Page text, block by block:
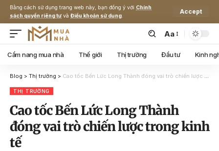
Bằng cách sử dụng trang web này, bạn đồng ý với Chính
sách quyền riêng tư và Điều khoản sử dụng.
Accept
Aa
Cẩm nang mua nhà Thế giới Thị trường Đầu tư Kinh
Blog > Thị trường > Cao tốc Bến Lức Long Thành đóng vai trò chiến lược trong kinh tế
THỊ TRƯỜNG
Cao tốc Bến Lức Long Thành
đóng vai trò chiến lược trong kinh
tế